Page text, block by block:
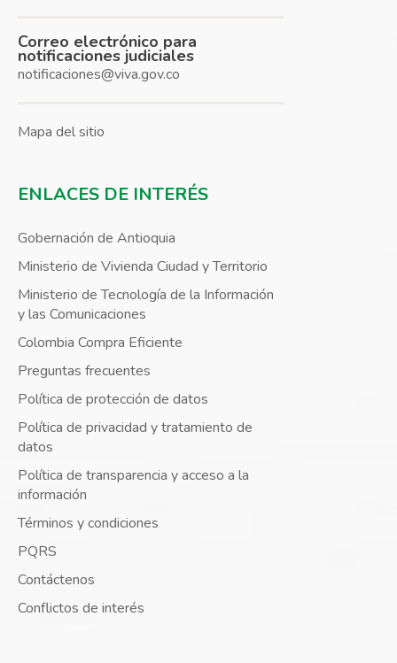
Correo electrónico para
notificaciones judiciales
notificaciones@viva.gov.co
Mapa del sitio
ENLACES DE INTERÉS
Gobernación de Antioquia
Ministerio de Vivienda Ciudad y Territorio
Ministerio de Tecnología de la Información
y las Comunicaciones
Colombia Compra Eficiente
Preguntas frecuentes
Política de protección de datos
Política de privacidad y tratamiento de
datos
Política de transparencia y acceso a la
información
Términos y condiciones
PQRS
Contáctenos
Conflictos de interés